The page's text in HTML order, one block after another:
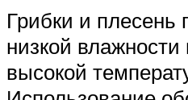
Грибки и плесень
низкой влажности
высокой